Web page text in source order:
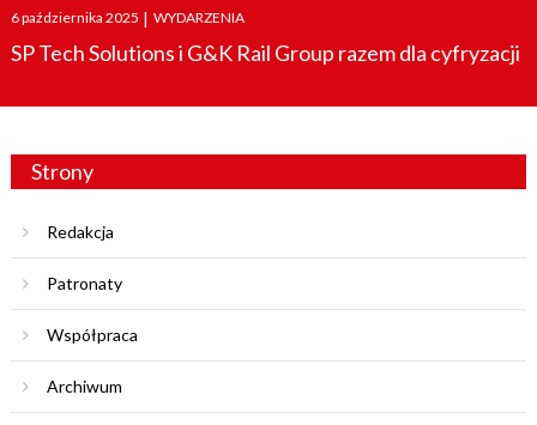
Posted
on
6 października 2025 | WYDARZENIA
SP Tech Solutions i G&K Rail Group razem dla cyfryzacji
Strony
Redakcja
Patronaty
Współpraca
Archiwum